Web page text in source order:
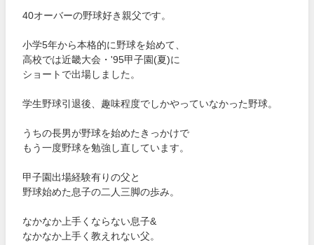
40オーバーの野球好き親父です。
小学5年から本格的に野球を始めて、
高校では近畿大会・'95甲子園(夏)に
ショートで出場しました。
学生野球引退後、趣味程度でしかやっていなかった野球。
うちの長男が野球を始めたきっかけで
もう一度野球を勉強し直しています。
甲子園出場経験有りの父と
野球始めた息子の二人三脚の歩み。
なかなか上手くならない息子&
なかなか上手く教えれない父。